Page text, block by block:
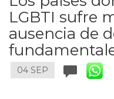
LGBTI sufre
ausencia de
04 SEP